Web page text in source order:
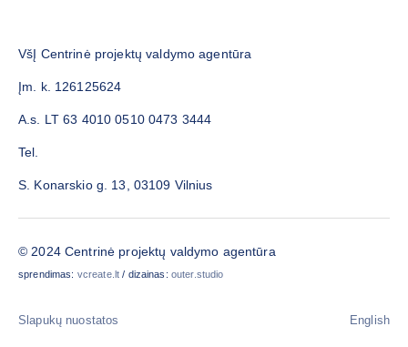
VšĮ Centrinė projektų valdymo agentūra
Įm. k. 126125624
A.s. LT 63 4010 0510 0473 3444
Tel.
S. Konarskio g. 13, 03109 Vilnius
© 2024 Centrinė projektų valdymo agentūra
sprendimas: vcreate.lt / dizainas: outer.studio
Slapukų nuostatos English